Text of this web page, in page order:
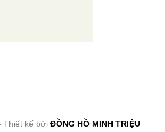
Thiết kế bởi ĐỒNG HỒ MINH TRIỆU